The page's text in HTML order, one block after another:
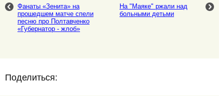
Фанаты «Зенита» на
прошедшем матче спели
песню про Полтавченко
«Губернатор - жлоб»
На "Маяке" ржали над
больными детьми
Поделиться: